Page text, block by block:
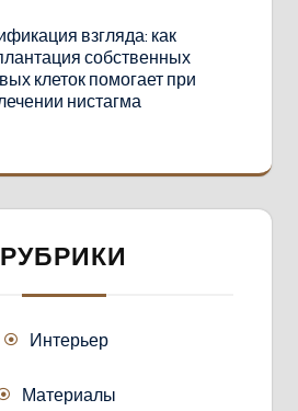
взгляда: как
собственных
клеток помогает при
нистагма
РУБРИКИ
Интерьер
Материалы